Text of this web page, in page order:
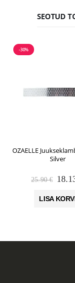
SEOTUD
-30%
OZAELLE
Silver
25.90€
oli:
LISA